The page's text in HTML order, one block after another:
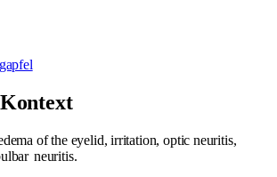
of the eyelid, irritation, optic neuritis,
neuritis.